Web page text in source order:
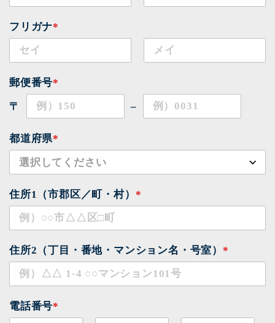
フリガナ*
郵便番号*
〒 –
都道府県*
住所1（市郡区／町・村） *
住所2（丁目・番地・マンション名・号室） *
電話番号*